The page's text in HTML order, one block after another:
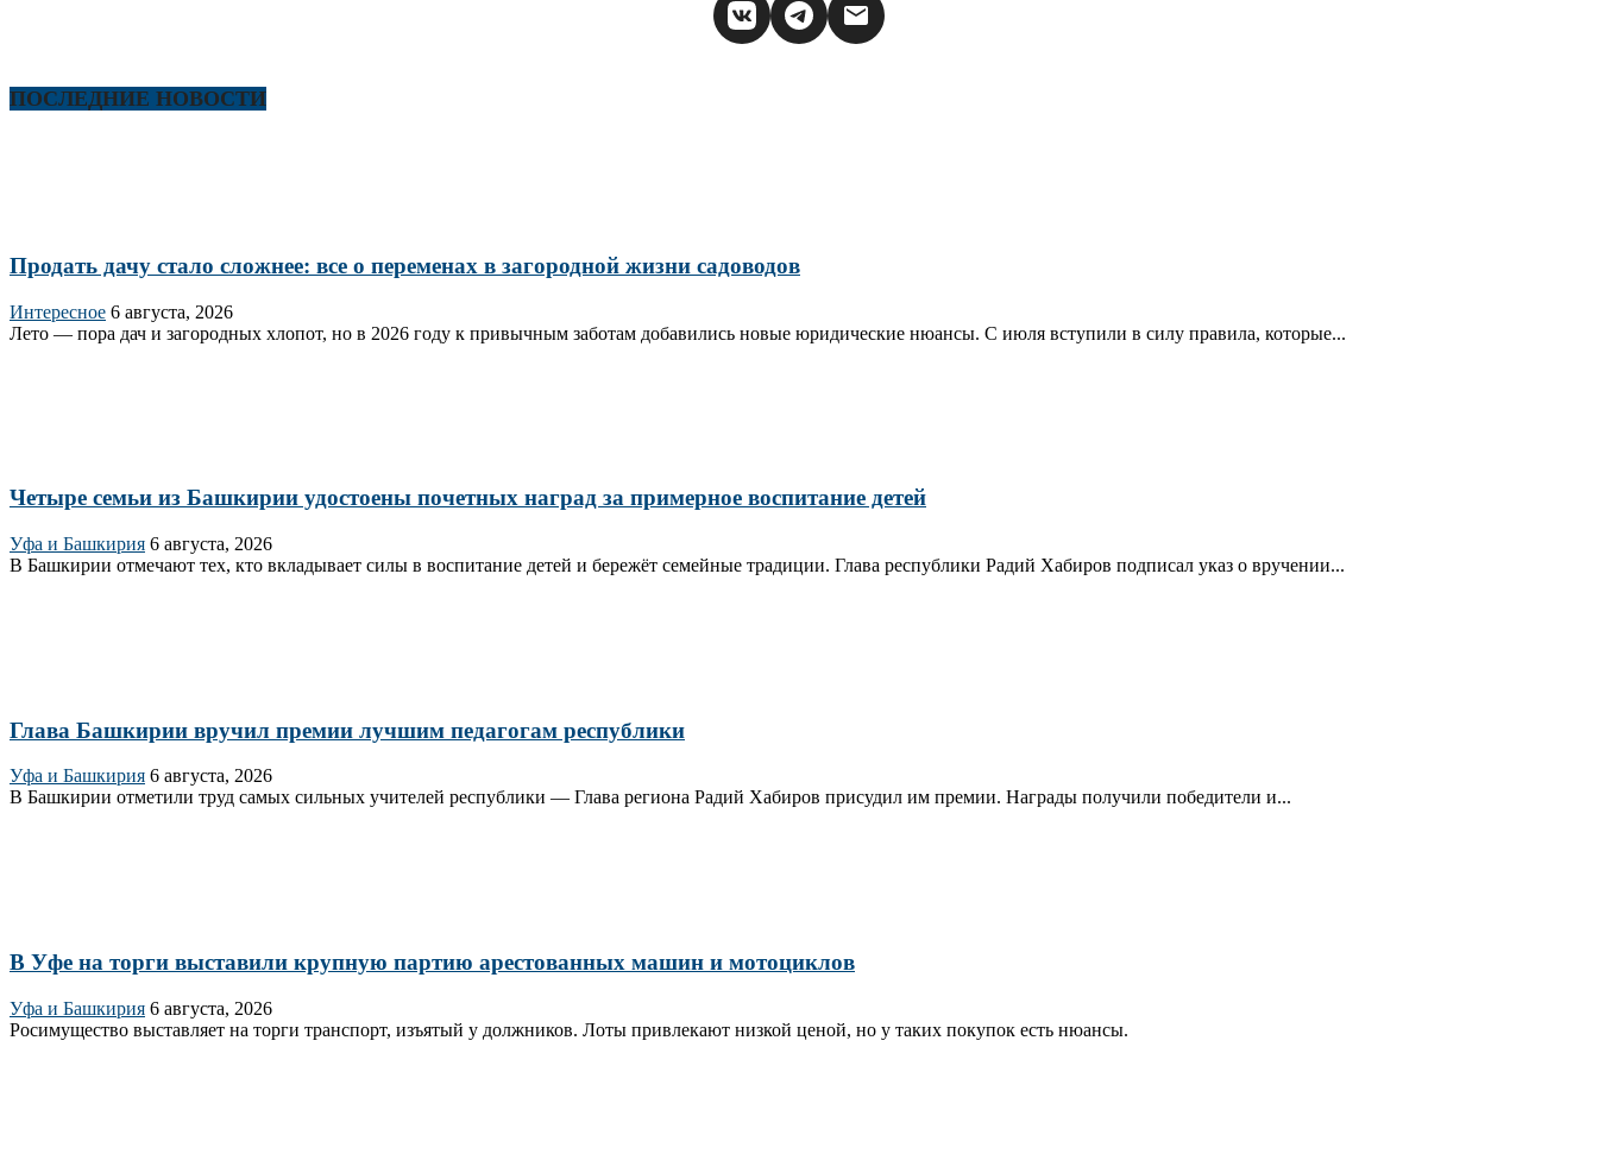
ПОСЛЕДНИЕ НОВОСТИ
Продать дачу стало сложнее: все о переменах в загородной жизни садоводов
Интересное 6 августа, 2026
Лето — пора дач и загородных хлопот, но в 2026 году к привычным заботам добавились новые юридические нюансы. С июля вступили в силу правила, которые...
Четыре семьи из Башкирии удостоены почетных наград за примерное воспитание детей
Уфа и Башкирия 6 августа, 2026
В Башкирии отмечают тех, кто вкладывает силы в воспитание детей и бережёт семейные традиции. Глава республики Радий Хабиров подписал указ о вручении...
Глава Башкирии вручил премии лучшим педагогам республики
Уфа и Башкирия 6 августа, 2026
В Башкирии отметили труд самых сильных учителей республики — Глава региона Радий Хабиров присудил им премии. Награды получили победители и...
В Уфе на торги выставили крупную партию арестованных машин и мотоциклов
Уфа и Башкирия 6 августа, 2026
Росимущество выставляет на торги транспорт, изъятый у должников. Лоты привлекают низкой ценой, но у таких покупок есть нюансы.